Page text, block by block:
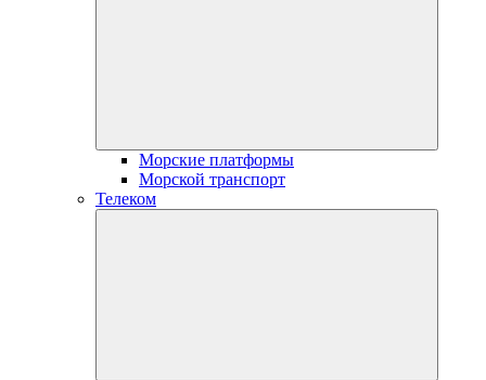
Морские платформы
Морской транспорт
Телеком